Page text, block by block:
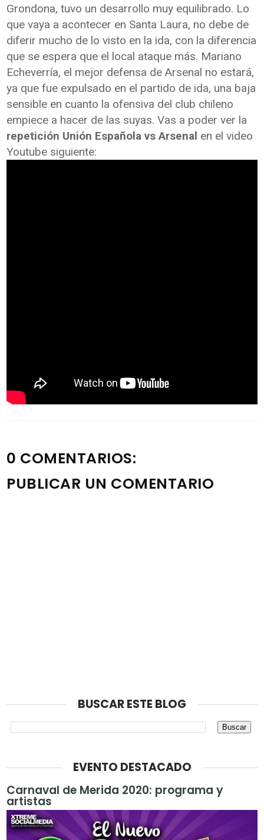
Grondona, tuvo un desarrollo muy equilibrado. Lo
que vaya a acontecer en Santa Laura, no debe de
diferir mucho de lo visto en la ida, con la diferencia
que se espera que el local ataque más. Mariano
Echeverría, el mejor defensa de Arsenal no estará,
ya que fue expulsado en el partido de ida, una baja
sensible en cuanto la ofensiva del club chileno
empiece a hacer de las suyas. Vas a poder ver la
repetición Unión Española vs Arsenal en el video
Youtube siguiente:
0 COMENTARIOS:
PUBLICAR UN COMENTARIO
BUSCAR ESTE BLOG
EVENTO DESTACADO
Carnaval de Merida 2020: programa y
artistas